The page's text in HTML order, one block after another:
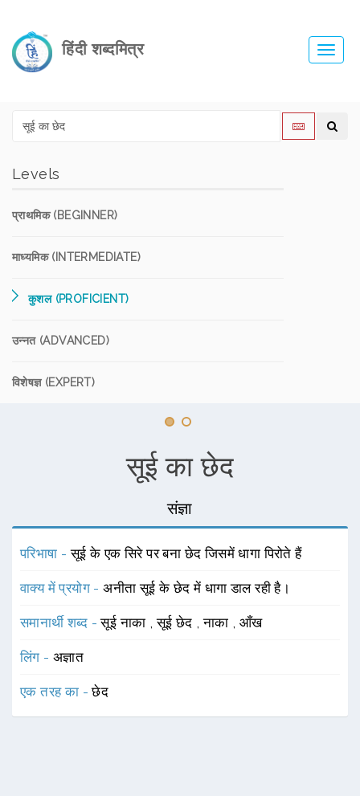
हिंदी शब्दमित्र
Levels
प्राथमिक (BEGINNER)
माध्यमिक (INTERMEDIATE)
कुशल (PROFICIENT)
उन्नत (ADVANCED)
विशेषज्ञ (EXPERT)
सूई का छेद
संज्ञा
परिभाषा -सूई के एक सिरे पर बना छेद जिसमें धागा पिरोते हैं
वाक्य में प्रयोग -अनीता सूई के छेद में धागा डाल रही है।
समानार्थी शब्द -सूई नाका ,सूई छेद ,नाका , आँख
लिंग - अज्ञात
एक तरह का -छेद